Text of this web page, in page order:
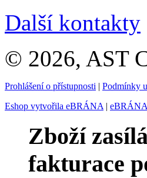
Další kontakty
© 2026, AST
Prohlášení o přístupnosti | Podmínky
Eshop vytvořila eBRÁNA | eBRÁNA
Zboží
fakturace